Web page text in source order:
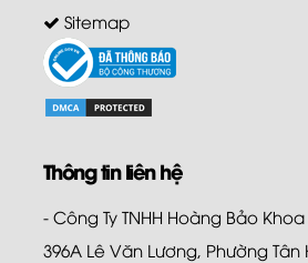
Sitemap
Thông tin liên hệ
- Công Ty TNHH Hoàng Bảo
396A Lê Văn Lương, Phường Tân